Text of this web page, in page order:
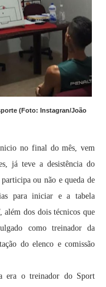
(Foto: Instagran/João
no final do mês, vem
já teve a desistência do
ou não e queda de
para iniciar e a tabela
dos dois técnicos que
como treinador da
do elenco e comissão
era o treinador do Sport